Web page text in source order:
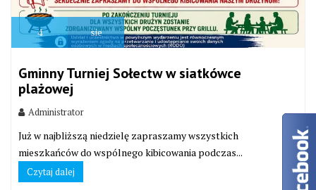
4 sie
Gminny Turniej Sołectw w siatkówce
plażowej
Administrator
Już w najbliższą niedzielę zapraszamy wszystkich
mieszkańców do wspólnego kibicowania podczas...
Czytaj dalej